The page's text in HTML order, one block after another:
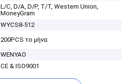
L/C, D/A, D/P, T/T, Western Union,
MoneyGram
WYCS8-512
200PCS το μήνα
WENYAO
CE & ISO9001